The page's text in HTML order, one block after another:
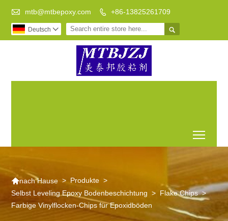
 mtb@mtbepoxy.com  +86-13825261709

Deutsch 
nach Hause > Produkte >
Selbst Leveling Epoxy Bodenbeschichtung > Flake Chips >
Farbige Vinylflocken-Chips für Epoxidböden